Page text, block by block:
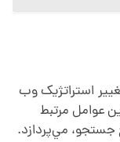
استراتژيک وب
عوامل مرتبط
مي‌پردازد.